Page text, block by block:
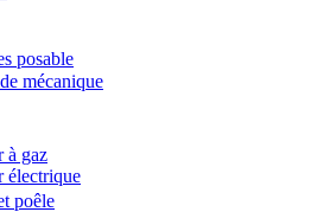
posable
mécanique
à gaz
électrique
poêle